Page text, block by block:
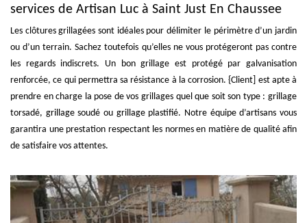
services de Artisan Luc à Saint Just En Chaussee
Les clôtures grillagées sont idéales pour délimiter le périmètre d’un jardin
ou d’un terrain. Sachez toutefois qu’elles ne vous protégeront pas contre
les regards indiscrets. Un bon grillage est protégé par galvanisation
renforcée, ce qui permettra sa résistance à la corrosion. {Client] est apte à
prendre en charge la pose de vos grillages quel que soit son type : grillage
torsadé, grillage soudé ou grillage plastifié. Notre équipe d’artisans vous
garantira une prestation respectant les normes en matière de qualité afin
de satisfaire vos attentes.